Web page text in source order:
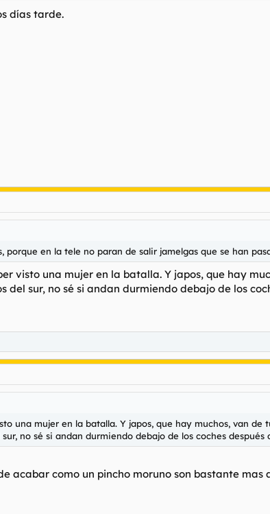
días tarde.
en la tele no paran de salir jamelgas que se han
visto una mujer en la batalla. Y japos, que hay
del sur, no sé si andan durmiendo debajo de los
una mujer en la batalla. Y japos, que hay muchos, van de
no sé si andan durmiendo debajo de los coches
acabar como un pincho moruno son bastante mas